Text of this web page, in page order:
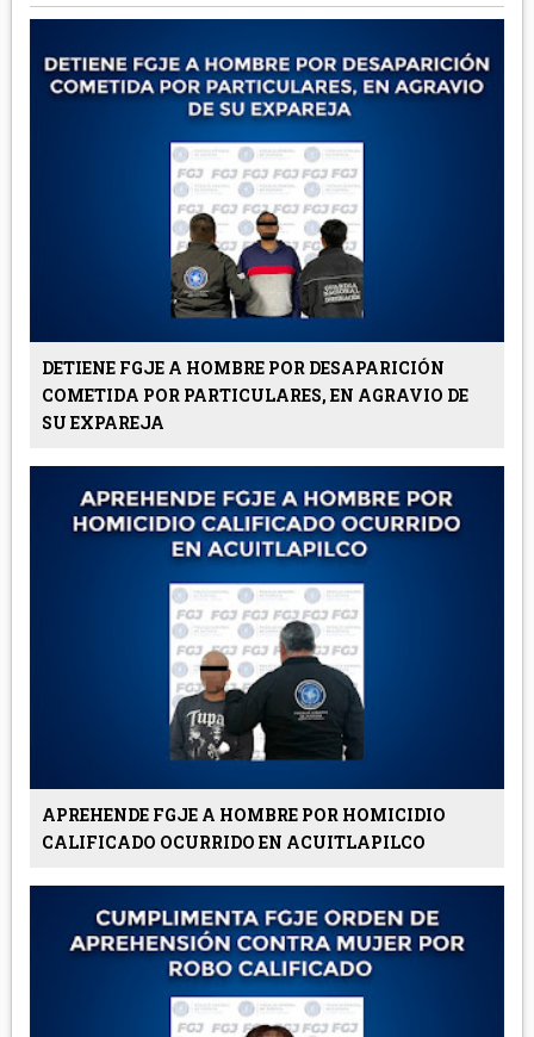
DETIENE FGJE A HOMBRE POR DESAPARICIÓN
COMETIDA POR PARTICULARES, EN AGRAVIO DE
SU EXPAREJA
APREHENDE FGJE A HOMBRE POR HOMICIDIO
CALIFICADO OCURRIDO EN ACUITLAPILCO